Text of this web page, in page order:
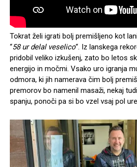
Tokrat želi igrati bolj premišljeno kot
“58 ur delal veselico“. Iz lanskega
pridobil veliko izkušenj, zato bo letos
energijo in močmi. Vsako uro igranja
odmora, ki jih namerava čim bolj
premorov bo namenil masaži, nekaj
spanju, ponoči pa si bo vzel vsaj pol